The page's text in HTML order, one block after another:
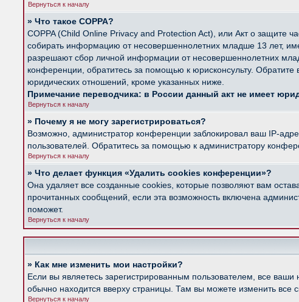
Вернуться к началу
» Что такое COPPA?
COPPA (Child Online Privacy and Protection Act), или Акт о защите
собирать информацию от несовершеннолетних младше 13 лет,
разрешают сбор личной информации от несовершеннолетних
конференции, обратитесь за помощью к юрисконсульту.
юридических отношений, кроме указанных ниже.
Примечание переводчика: в России данный акт не имеет
Вернуться к началу
» Почему я не могу зарегистрироваться?
Возможно, администратор конференции заблокировал ваш IP-
пользователей. Обратитесь за помощью к администратору
Вернуться к началу
» Что делает функция «Удалить cookies конференции»?
Она удаляет все созданные cookies, которые позволяют вам
прочитанных сообщений, если эта возможность включена
поможет.
Вернуться к началу
» Как мне изменить мои настройки?
Если вы являетесь зарегистрированным пользователем, все
обычно находится вверху страницы. Там вы можете изменить все
Вернуться к началу